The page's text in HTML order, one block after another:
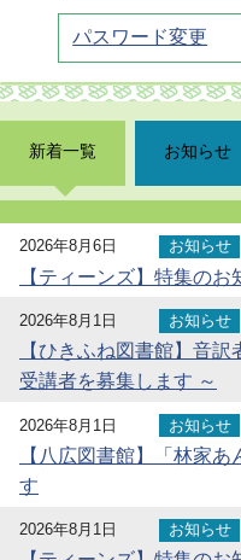
パスワード変更
新着一覧 お知らせ
2026年8月6日 お知らせ
【ティーンズ】特集のお
2026年8月1日 お知らせ
【ひきふね図書館】音
受講者を募集します ～
2026年8月1日 お知らせ
【八広図書館】「林家
す
2026年8月1日 お知らせ